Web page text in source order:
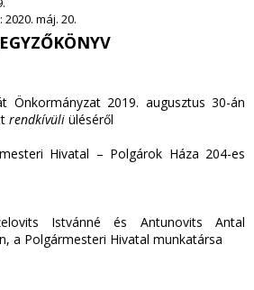
2020. máj. 20.
Önkormányzat 2019. augusztus 30-án
rendkívüli üléséről
Hivatal – Polgárok Háza 204-es
Istvánné és Antunovits Antal
a Polgármesteri Hivatal munkatársa